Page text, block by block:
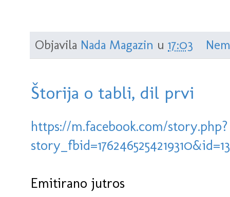
Objavila Nada Magazin u 17:03
Štorija o tabli, dil prvi
https://m.facebook.com/story.php?
Emitirano jutros